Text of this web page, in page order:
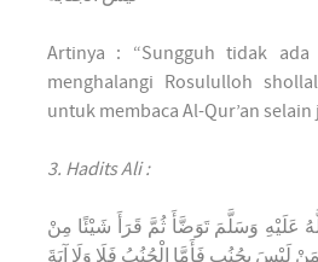
Artinya : “Sungguh tidak ada
menghalangi Rosululloh
untuk membaca Al-Qur’an selain
3. Hadits Ali :
عَلَيْهِ وَسَلَّمَ تَوَضَّأَ ثُمَّ قَرَأَ شَيْئًا مِنْ
لَيْسَ بِجُنُبٍ فَأَمَّا الْجُنُبُ فَلَا وَلَا آيَةَ